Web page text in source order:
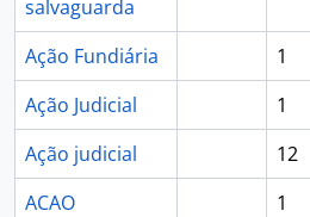
salvaguarda
Ação Fundiária 1
Ação Judicial
1
Ação judicial
12
ACAO
1